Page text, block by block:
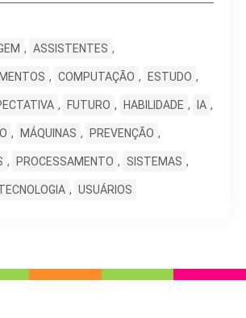
, ASSISTENTES ,
, COMPUTAÇÃO , ESTUDO ,
, FUTURO , HABILIDADE , IA ,
, MÁQUINAS , PREVENÇÃO ,
, PROCESSAMENTO , SISTEMAS ,
, USUÁRIOS